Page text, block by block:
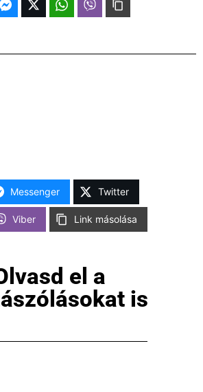
Messenger Twitter
Viber Link másolása
el a
is